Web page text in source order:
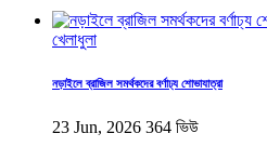
খেলাধুলা
নড়াইলে ব্রাজিল সমর্থকদের বর্ণাঢ্য শোভাযাত্রা
23 Jun, 2026 364 ভিউ